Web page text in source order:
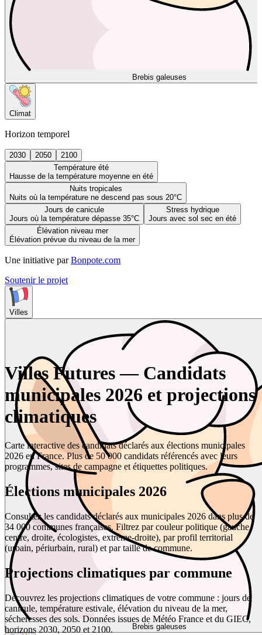
Brebis galeuses
Climat
Horizon temporel
2030 2050
2100
Température été
Hausse de la température moyenne en été
Nuits tropicales
Nuits où la température ne descend pas sous 20°C
Jours de canicule
Jours où la température dépasse 35°C
Stress hydrique
Jours avec sol sec en été
Élévation niveau mer
Élévation prévue du niveau de la mer
Une initiative par Bonpote.com
Soutenir le projet
Villes
Brebis galeuses
Villes Futures — Candidats
municipales 2026 et projections
climatiques
Carte interactive des candidats déclarés aux élections municipales
2026 en France. Plus de 50 000 candidats référencés avec leurs
programmes, sites de campagne et étiquettes politiques.
Élections municipales 2026
Consultez les candidats déclarés aux municipales 2026 dans plus de
34 000 communes françaises. Filtrez par couleur politique (gauche,
centre, droite, écologistes, extrême-droite), par profil territorial
(urbain, périurbain, rural) et par taille de commune.
Projections climatiques par commune
Découvrez les projections climatiques de votre commune : jours de
canicule, température estivale, élévation du niveau de la mer,
sécheresses des sols. Données issues de Météo France et du GIEC,
horizons 2030, 2050 et 2100.